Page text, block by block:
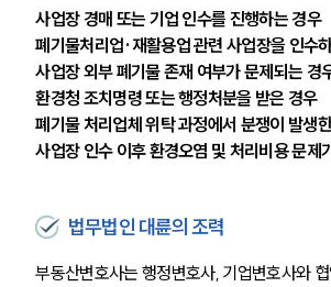
사업장 경매 또는 기업 인수를 진행하는 경우
폐기물처리업·재활용업 관련 사업장을 인수
사업장 외부 폐기물 존재 여부가 문제되는 경
환경청 조치명령 또는 행정처분을 받은 경우
폐기물 처리업체 위탁 과정에서 분쟁이 발생
사업장 인수 이후 환경오염 및 처리비용 문제
법무법인 대륜의 조력
부동산변호사는 행정변호사, 기업변호사와